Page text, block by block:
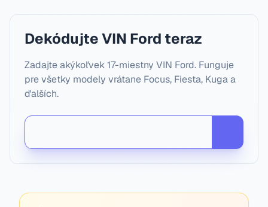
Dekódujte VIN Ford teraz
Zadajte akýkoľvek 17-miestny VIN Ford. Funguje
pre všetky modely vrátane Focus, Fiesta, Kuga a
ďalších.